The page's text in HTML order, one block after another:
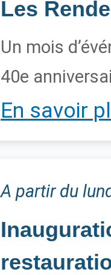
Les
Un mois
40e
En savoir
A partir du